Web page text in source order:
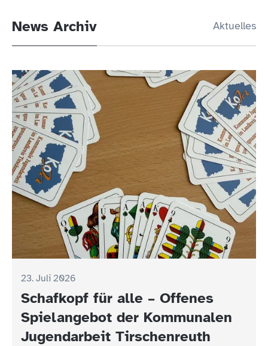
News Archiv Aktuelles
23. Juli 2026
Schafkopf für alle – Offenes
Spielangebot der Kommunalen
Jugendarbeit Tirschenreuth